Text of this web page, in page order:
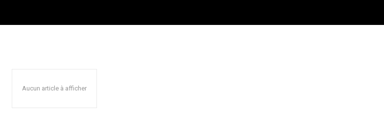
Aucun article à afficher